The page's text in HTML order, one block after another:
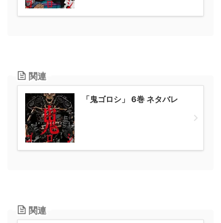
関連
「鬼ゴロシ」 6巻 ネタバレ
関連